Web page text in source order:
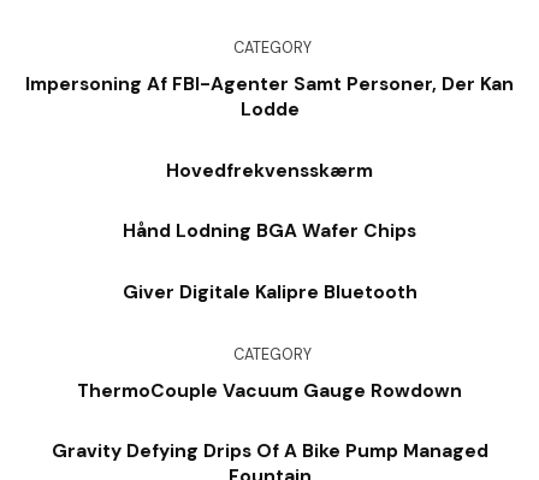
CATEGORY
Impersoning Af FBI-Agenter Samt Personer, Der Kan
Lodde
Hovedfrekvensskærm
Hånd Lodning BGA Wafer Chips
Giver Digitale Kalipre Bluetooth
CATEGORY
ThermoCouple Vacuum Gauge Rowdown
Gravity Defying Drips Of A Bike Pump Managed